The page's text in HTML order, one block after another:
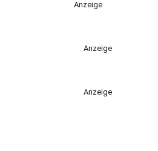
Anzeige
Anzeige
Anzeige